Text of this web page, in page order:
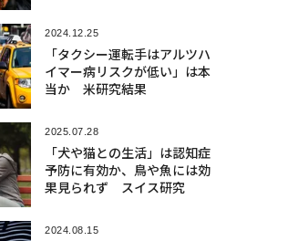
2024.12.25
「タクシー運転手はアルツハ
イマー病リスクが低い」は本
当か 米研究結果
2025.07.28
「犬や猫との生活」は認知症
予防に有効か、鳥や魚には効
果見られず スイス研究
2024.08.15